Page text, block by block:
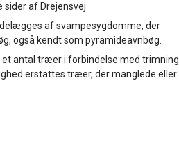
sider af Drejensvej
af svampesygdomme, der
også kendt som pyramideavnbøg.
antal træer i forbindelse med trimning
erstattes træer, der manglede eller